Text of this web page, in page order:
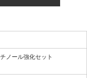
ノール強化セット